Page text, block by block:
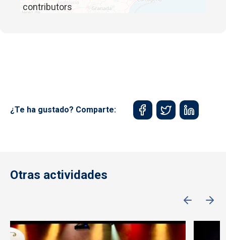
contributors
¿Te ha gustado? Comparte:
Otras actividades